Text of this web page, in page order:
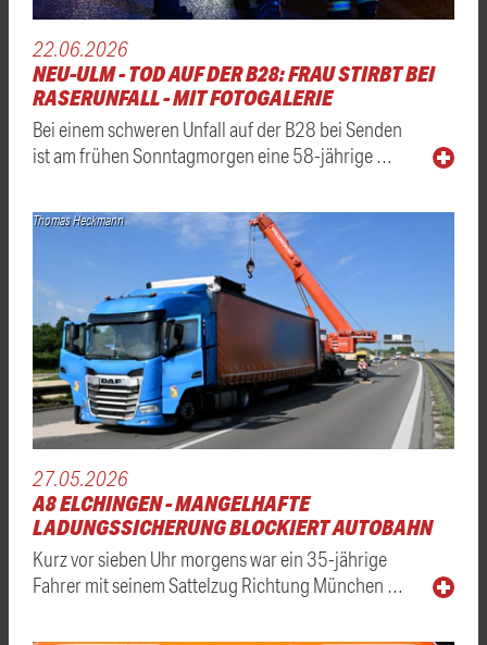
22.06.2026
NEU-ULM - TOD AUF DER B28: FRAU STIRBT BEI
RASERUNFALL - MIT FOTOGALERIE
Bei einem schweren Unfall auf der B28 bei Senden
ist am frühen Sonntagmorgen eine 58-jährige …
Thomas Heckmann
27.05.2026
A8 ELCHINGEN - MANGELHAFTE
LADUNGSSICHERUNG BLOCKIERT AUTOBAHN
Kurz vor sieben Uhr morgens war ein 35-jährige
Fahrer mit seinem Sattelzug Richtung München …